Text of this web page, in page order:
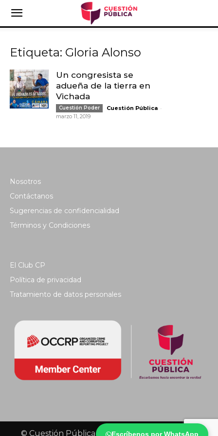
Escríbenos por WhatsApp
Etiqueta: Gloria Alonso
Un congresista se
adueña de la tierra en
Vichada
Cuestión Poder Cuestión Pública -
marzo 11, 2019
Nosotros
Contáctanos
Sugerencias de confidencialidad
Términos y Condiciones
El Club CP
Política de privacidad
Tratamiento de datos personales
© Cuestión Pública 2018 - Todos los derechos